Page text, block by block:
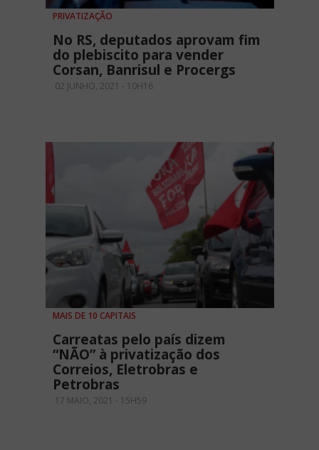
PRIVATIZAÇÃO
No RS, deputados aprovam fim
do plebiscito para vender
Corsan, Banrisul e Procergs
02 JUNHO, 2021 - 10H16
MAIS DE 10 CAPITAIS
Carreatas pelo país dizem
“NÃO” à privatização dos
Correios, Eletrobras e
Petrobras
17 MAIO, 2021 - 15H59